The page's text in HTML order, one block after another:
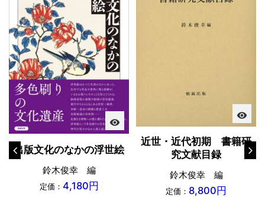
visibility
出版文化のなかの浮世絵
鈴木俊幸 編
定価： 4,180円
visibility
近世・近代初期 書籍研
究文献目録
鈴木俊幸 編
定価： 8,800円